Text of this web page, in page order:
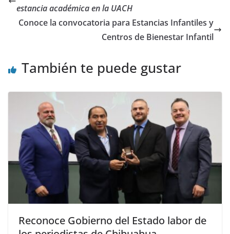
estancia académica en la UACH
Conoce la convocatoria para Estancias Infantiles y
Centros de Bienestar Infantil
También te puede gustar
Reconoce Gobierno del Estado labor de